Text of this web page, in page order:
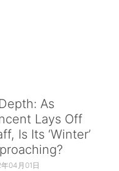
As
Lays Off
Is Its ‘Winter’
04月01日